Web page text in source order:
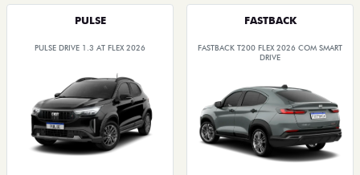
PULSE
PULSE DRIVE 1.3 AT FLEX 2026
FASTBACK
FASTBACK T200 FLEX 2026 COM SMART
DRIVE